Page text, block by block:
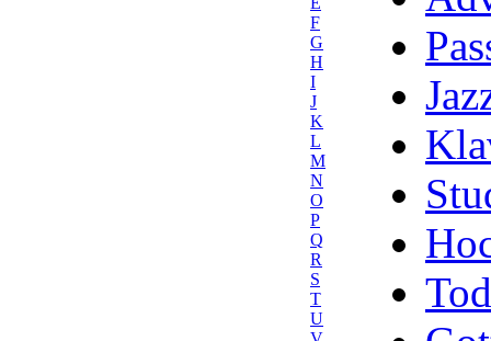
F
G
H
I
J
K
L
M
N
O
P
Q
R
S
T
U